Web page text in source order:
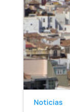
Noticias